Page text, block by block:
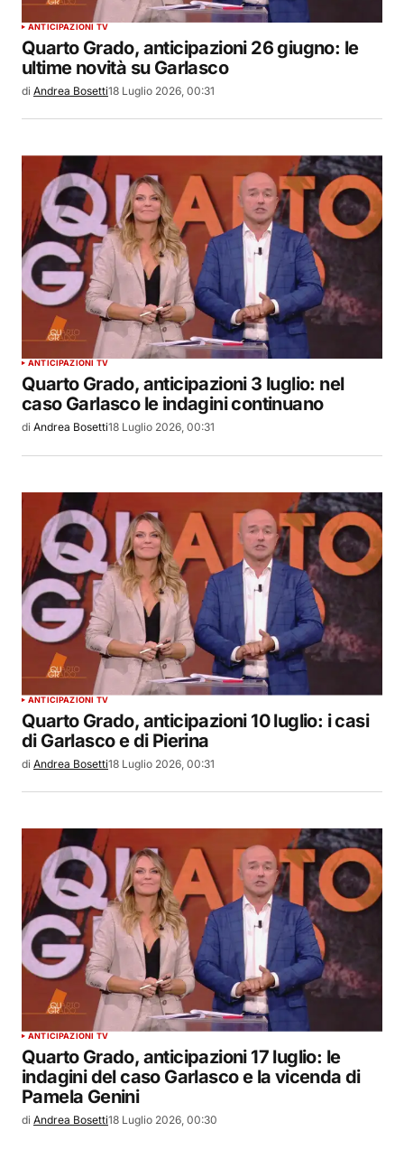
ANTICIPAZIONI TV
Quarto Grado, anticipazioni 26 giugno: le
ultime novità su Garlasco
di Andrea Bosetti18 Luglio 2026, 00:31
ANTICIPAZIONI TV
Quarto Grado, anticipazioni 3 luglio: nel
caso Garlasco le indagini continuano
di Andrea Bosetti18 Luglio 2026, 00:31
ANTICIPAZIONI TV
Quarto Grado, anticipazioni 10 luglio: i casi
di Garlasco e di Pierina
di Andrea Bosetti18 Luglio 2026, 00:31
ANTICIPAZIONI TV
Quarto Grado, anticipazioni 17 luglio: le
indagini del caso Garlasco e la vicenda di
Pamela Genini
di Andrea Bosetti18 Luglio 2026, 00:30